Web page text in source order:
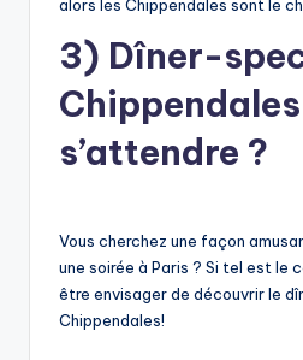
alors les Chippendales sont le
3) Dîner-
s’attendre ?
Vous cherchez une façon
une soirée à Paris ? Si tel est le
être envisager de découvrir le
Chippendales!